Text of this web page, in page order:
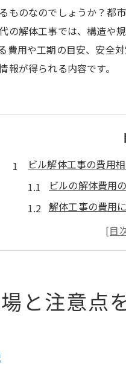
ものなのでしょうか？
の解体工事では、構造
用や工期の目安、安全
が得られる内容です。
ビル解体工事の費用
ビルの解体費用
解体工事の費用
ビル解体で費用
解体費用の見積
解体工事の費用
安全に進めるための
と注意点